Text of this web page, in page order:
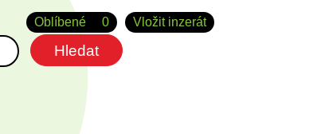
Vložit inzerát
Oblíbené 0